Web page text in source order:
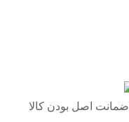
ضمانت اصل بودن کالا